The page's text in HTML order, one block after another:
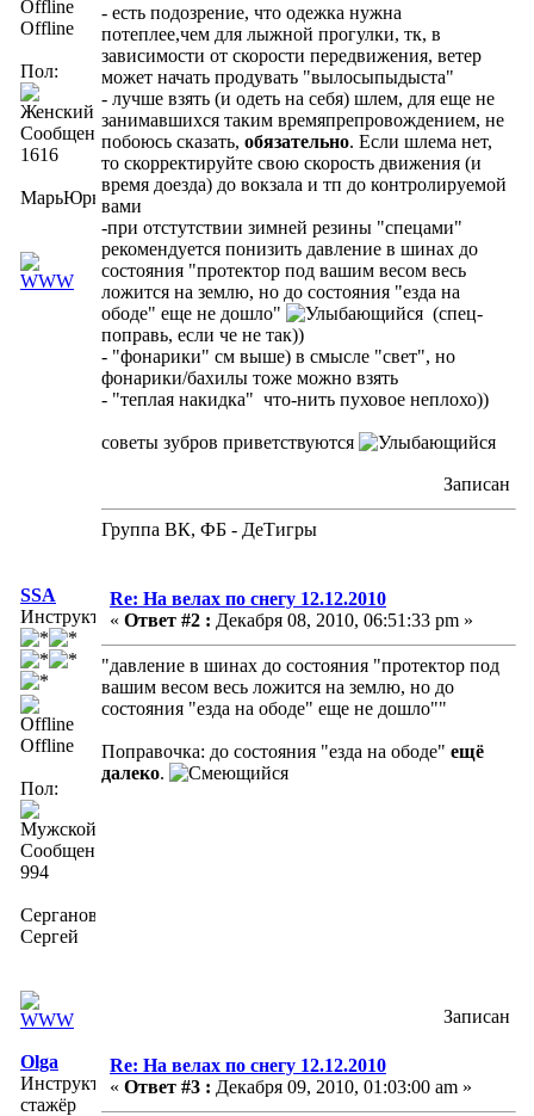
Offline
Пол:
Сообщений:
1616
МарьЮрьна
- есть подозрение, что одежка нужна
потеплее,чем для лыжной прогулки, тк, в
зависимости от скорости передвижения, ветер
может начать продувать "вылосыпыдыста"
- лучше взять (и одеть на себя) шлем, для еще не
занимавшихся таким времяпрепровождением, не
побоюсь сказать, обязательно. Если шлема нет,
то скорректируйте свою скорость движения (и
время доезда) до вокзала и тп до контролируемой
вами
-при отстутствии зимней резины "спецами"
рекомендуется понизить давление в шинах до
состояния "протектор под вашим весом весь
ложится на землю, но до состояния "езда на
ободе" еще не дошло"
(спец-
поправь, если че не так))
- "фонарики" см выше) в смысле "свет", но
фонарики/бахилы тоже можно взять
- "теплая накидка" что-нить пуховое неплохо))
советы зубров приветствуются
Записан
Группа ВК, ФБ - ДеТигры
SSA
Инструктор
Offline
Пол:
Сообщений:
994
Серганов
Сергей
Re: На велах по снегу 12.12.2010
« Ответ #2 : Декабря 08, 2010, 06:51:33 pm »
"давление в шинах до состояния "протектор под
вашим весом весь ложится на землю, но до
состояния "езда на ободе" еще не дошло""
Поправочка: до состояния "езда на ободе" ещё
далеко.
Записан
Olga
Инструктор-
стажёр
Re: На велах по снегу 12.12.2010
« Ответ #3 : Декабря 09, 2010, 01:03:00 am »